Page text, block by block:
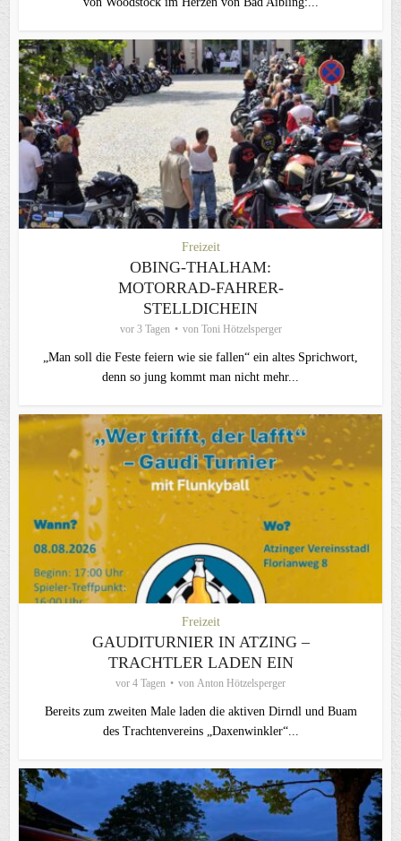
Freizeit
OBING-THALHAM:
MOTORRAD-FAHRER-
STELLDICHEIN
vor 3 Tagen von Toni Hötzelsperger
„Man soll die Feste feiern wie sie fallen“ ein altes Sprichwort,
denn so jung kommt man nicht mehr...
Freizeit
GAUDITURNIER IN ATZING –
TRACHTLER LADEN EIN
vor 4 Tagen von Anton Hötzelsperger
Bereits zum zweiten Male laden die aktiven Dirndl und Buam
des Trachtenvereins „Daxenwinkler“...